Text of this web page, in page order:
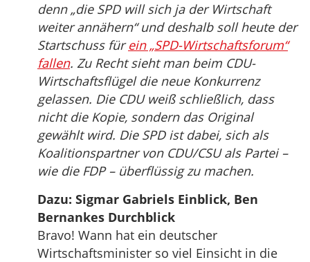
denn „die SPD will sich ja der Wirtschaft
weiter annähern“ und deshalb soll heute der
Startschuss fürein „SPD-Wirtschaftsforum“
fallen. Zu Recht sieht man beim CDU-
Wirtschaftsflügel die neue Konkurrenz
gelassen. Die CDU weiß schließlich, dass
nicht die Kopie, sondern das Original
gewählt wird. Die SPD ist dabei, sich als
Koalitionspartner von CDU/CSU als Partei –
wie die FDP – überflüssig zu machen.
Dazu: Sigmar Gabriels Einblick, Ben
Bernankes Durchblick
Bravo! Wann hat ein deutscher
Wirtschaftsminister so viel Einsicht in die